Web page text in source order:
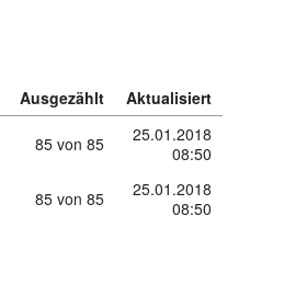
Ausgezählt Aktualisiert
85 von 85
25.01.2018
08:50
85 von 85
25.01.2018
08:50